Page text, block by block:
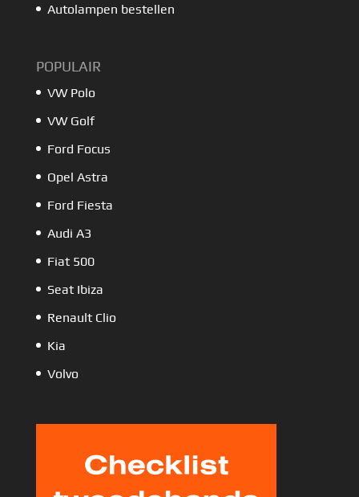
Autolampen bestellen
POPULAIR
VW Polo
VW Golf
Ford Focus
Opel Astra
Ford Fiesta
Audi A3
Fiat 500
Seat Ibiza
Renault Clio
Kia
Volvo